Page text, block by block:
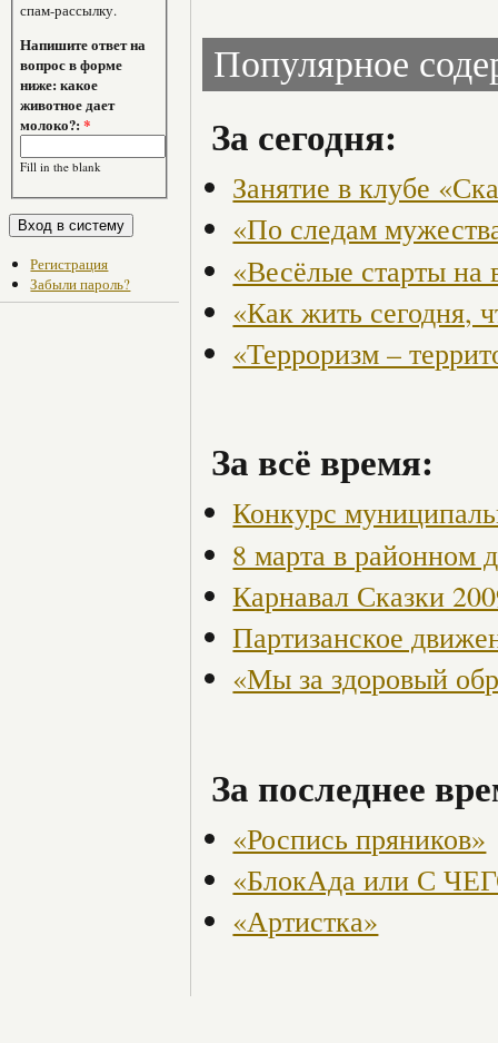
спам-рассылку.
Напишите ответ на
вопрос в форме
ниже: какое
животное дает
молоко?:*
Fill in the blank
Регистрация
Забыли пароль?
Популярное
За сегодня:
Занятие в клубе
«По следам
«Весёлые старты на
«Как жить сегодня,
«Терроризм –
За всё время:
Конкурс
8 марта в районном
Карнавал Сказки
Партизанское
«Мы за здоровый
За последнее
«Роспись пряников»
«БлокАда или С
«Артистка»